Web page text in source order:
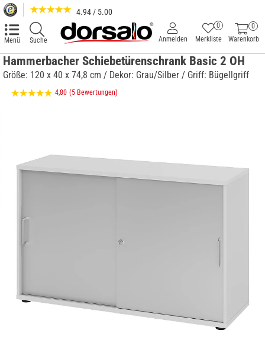
4.94 / 5.00
Menü Suche
0
Warenkorb
Merkliste
0
Anmelden
Hammerbacher Schiebetürenschrank Basic 2 OH
Größe: 120 x 40 x 74,8 cm / Dekor: Grau/Silber / Griff: Bügellgriff
4,80 (5 Bewertungen)